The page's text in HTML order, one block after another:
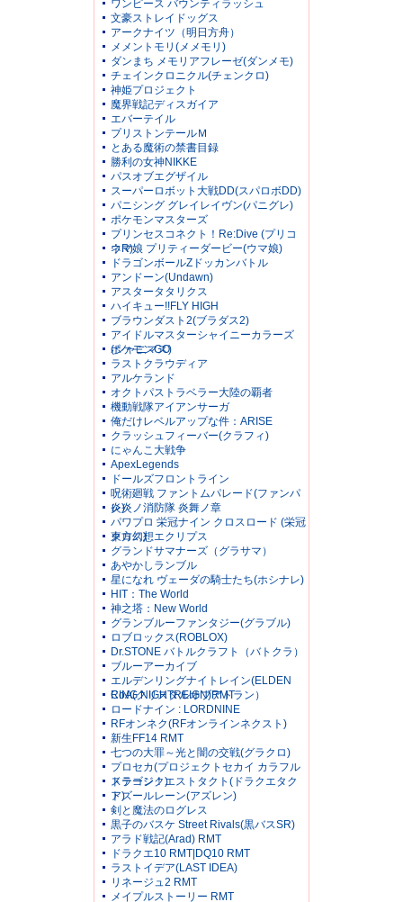
ワンピース バウンティラッシュ
文豪ストレイドッグス
アークナイツ（明日方舟）
メメントモリ(メメモリ)
ダンまち メモリアフレーゼ(ダンメモ)
チェインクロニクル(チェンクロ)
神姫プロジェクト
魔界戦記ディスガイア
エバーテイル
プリストンテールＭ
とある魔術の禁書目録
勝利の女神NIKKE
パスオブエグザイル
スーパーロボット大戦DD(スパロボDD)
パニシング グレイレイヴン(パニグレ)
ポケモンマスターズ
プリンセスコネクト！Re:Dive (プリコ
ネR)
ウマ娘 プリティーダービー(ウマ娘)
ドラゴンボールZドッカンバトル
アンドーン(Undawn)
アスタータタリクス
ハイキュー!!FLY HIGH
ブラウンダスト2(ブラダス2)
アイドルマスターシャイニーカラーズ
(シャニマス)
ポケモンGO
ラストクラウディア
アルケランド
オクトパストラベラー大陸の覇者
機動戦隊アイアンサーガ
俺だけレベルアップな件：ARISE
クラッシュフィーバー(クラフィ)
にゃんこ大戦争
ApexLegends
ドールズフロントライン
呪術廻戦 ファントムパレード(ファンパ
レ)
炎炎ノ消防隊 炎舞ノ章
パワプロ 栄冠ナイン クロスロード (栄冠
クロス)
東方幻想エクリプス
グランドサマナーズ（グラサマ）
あやかしランブル
星になれ ヴェーダの騎士たち(ホシナレ)
HIT：The World
神之塔：New World
グランブルーファンタジー(グラブル)
ロブロックス(ROBLOX)
Dr.STONE バトルクラフト（バトクラ）
ブルーアーカイブ
エルデンリングナイトレイン(ELDEN
RING NIGHTREIGN)RMT
CoA(クリスタルオブアトラン）
ロードナイン : LORDNINE
RFオンネク(RFオンラインネクスト)
新生FF14 RMT
七つの大罪～光と闇の交戦(グラクロ)
プロセカ(プロジェクトセカイ カラフル
ステージ！)
ドラゴンクエストタクト(ドラクエタク
ト)
アズールレーン(アズレン)
剣と魔法のログレス
黒子のバスケ Street Rivals(黒バスSR)
アラド戦記(Arad) RMT
ドラクエ10 RMT|DQ10 RMT
ラストイデア(LAST IDEA)
リネージュ2 RMT
メイプルストーリー RMT